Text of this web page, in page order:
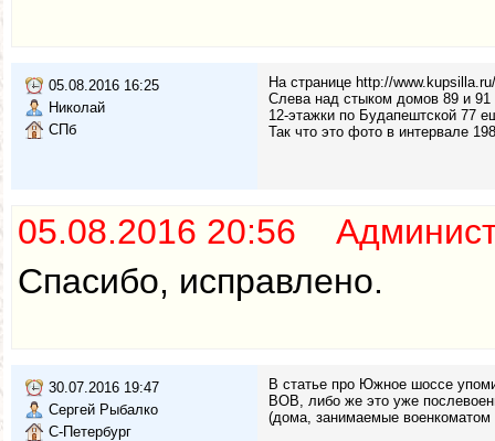
05.08.2016 16:25
Николай
СПб
На странице http://
Слева над стыком домов 89 и 91
12-этажки по Будапештской 77
Так что это фото в интервале
05.08.2016 20:56
Спасибо, исправлено.
30.07.2016 19:47
Сергей Рыбалко
С-Петербург
В статье про Южное шоссе
ВОВ, либо же это уже
(дома, занимаемые военкоматом